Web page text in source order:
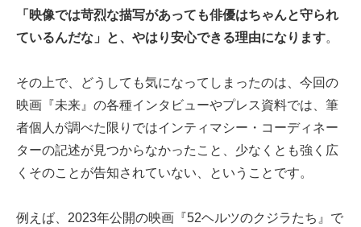
「映像では苛烈な描写があっても俳優はちゃんと守られ
ているんだな」と、やはり安心できる理由になります。
その上で、どうしても気になってしまったのは、今回の
映画『未来』の各種インタビューやプレス資料では、筆
者個人が調べた限りではインティマシー・コーディネー
ターの記述が見つからなかったこと、少なくとも強く広
くそのことが告知されていない、ということです。
例えば、2023年公開の映画『52ヘルツのクジラたち』で